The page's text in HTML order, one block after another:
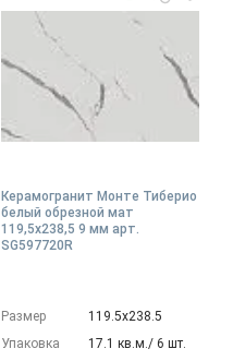
Керамогранит Монте Тиберио
белый обрезной мат
119,5x238,5 9 мм арт.
SG597720R
Размер
119.5х238.5
Упаковка
17.1 кв.м./ 6 шт.